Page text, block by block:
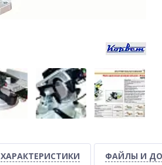
ХАРАКТЕРИСТИКИ ФАЙЛЫ И